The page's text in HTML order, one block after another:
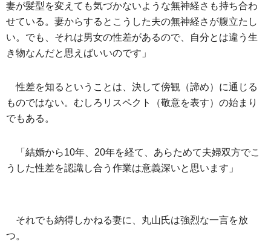
妻が髪型を変えても気づかないような無神経さも持ち合わ
せている。妻からするとこうした夫の無神経さが腹立たし
い。でも、それは男女の性差があるので、自分とは違う生
き物なんだと思えばいいのです」
性差を知るということは、決して傍観（諦め）に通じる
ものではない。むしろリスペクト（敬意を表す）の始まり
でもある。
「結婚から10年、20年を経て、あらためて夫婦双方でこ
うした性差を認識し合う作業は意義深いと思います」
それでも納得しかねる妻に、丸山氏は強烈な一言を放
つ。